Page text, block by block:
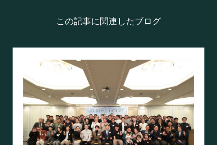
この記事に関連したブログ